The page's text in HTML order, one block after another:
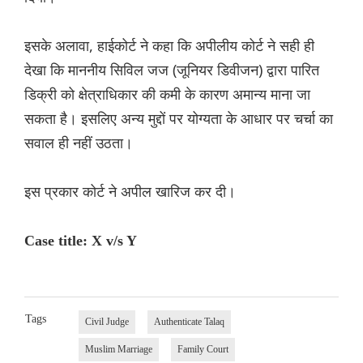
इसके अलावा, हाईकोर्ट ने कहा कि अपीलीय कोर्ट ने सही ही
देखा कि माननीय सिविल जज (जूनियर डिवीजन) द्वारा पारित
डिक्री को क्षेत्राधिकार की कमी के कारण अमान्य माना जा
सकता है। इसलिए अन्य मुद्दों पर योग्यता के आधार पर चर्चा का
सवाल ही नहीं उठता।
इस प्रकार कोर्ट ने अपील खारिज कर दी।
Case title: X v/s Y
Tags Civil Judge Authenticate Talaq
Muslim Marriage Family Court